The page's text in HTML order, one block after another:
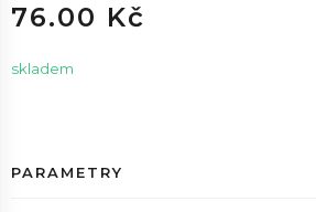
76.00 Kč
skladem
PARAMETRY